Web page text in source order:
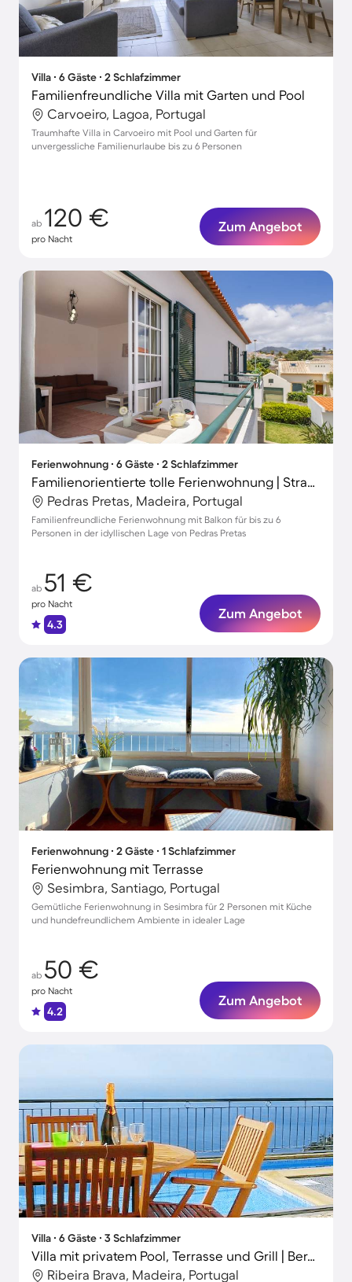
Villa ∙ 6 Gäste ∙ 2 Schlafzimmer
Familienfreundliche Villa mit Garten und Pool
Carvoeiro, Lagoa, Portugal
Traumhafte Villa in Carvoeiro mit Pool und Garten für
unvergessliche Familienurlaube bis zu 6 Personen
ab 120 €
pro Nacht
Zum Angebot
Ferienwohnung ∙ 6 Gäste ∙ 2 Schlafzimmer
Familienorientierte tolle Ferienwohnung | Strand in der Nähe | Perfekt für die Arbeit von Zuhause
Pedras Pretas, Madeira, Portugal
Familienfreundliche Ferienwohnung mit Balkon für bis zu 6
Personen in der idyllischen Lage von Pedras Pretas
ab 51 €
pro Nacht
4.3
Zum Angebot
Ferienwohnung ∙ 2 Gäste ∙ 1 Schlafzimmer
Ferienwohnung mit Terrasse
Sesimbra, Santiago, Portugal
Gemütliche Ferienwohnung in Sesimbra für 2 Personen mit Küche
und hundefreundlichem Ambiente in idealer Lage
ab 50 €
pro Nacht
4.2
Zum Angebot
Villa ∙ 6 Gäste ∙ 3 Schlafzimmer
Villa mit privatem Pool, Terrasse und Grill | Bergblick
Ribeira Brava, Madeira, Portugal